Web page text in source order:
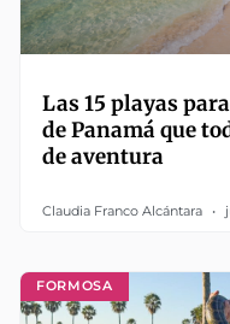
Las 15 playas
de Panamá que
de aventura
Claudia Franco Alcántara
FORMOSA